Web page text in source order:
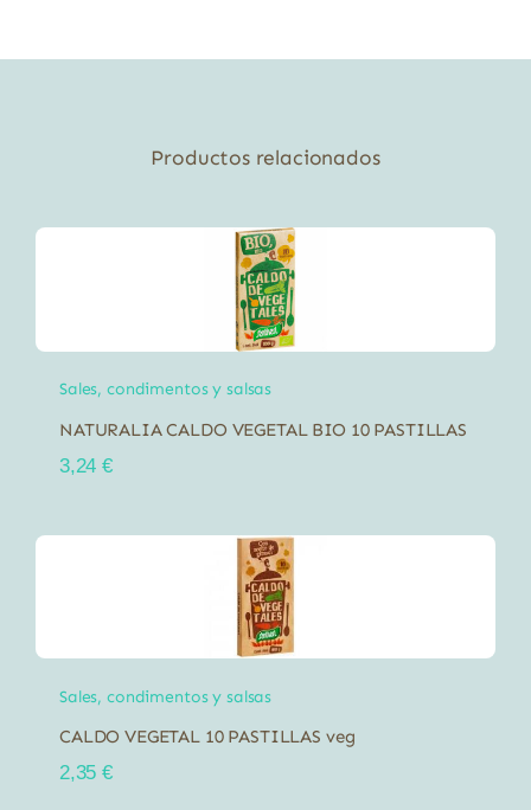
Productos relacionados
Sales, condimentos y salsas
NATURALIA CALDO VEGETAL BIO 10 PASTILLAS
3,24€
Sales, condimentos y salsas
CALDO VEGETAL 10 PASTILLAS veg
2,35€